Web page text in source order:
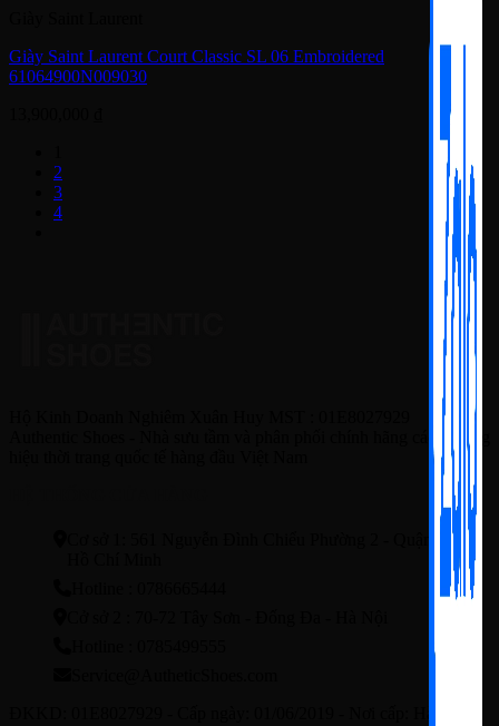
Giày Saint Laurent Court Classic SL 06 Embroidered
61064900N009030
2
3
4
Authentic Shoes - Nhà sưu tầm và phân phối chính hãng các thương
Cơ sở 1: 561 Nguyễn Đình Chiểu Phường 2 - Quận3 - TP.